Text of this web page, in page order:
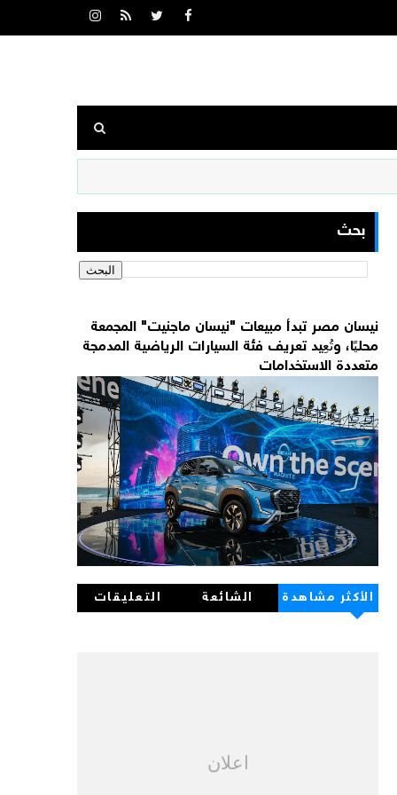
بحث
نيسان مصر تبدأ مبيعات "نيسان ماجنيت" المجمعة
محليًا، وتُعِيد تعريف فئة السيارات الرياضية المدمجة
متعددة الاستخدامات
الأكثر مشاهدة الشائعة التعليقات
اعلان